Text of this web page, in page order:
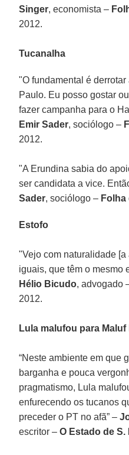
Singer, economista –
2012.
Tucanalha
"O fundamental é
Paulo. Eu posso gostar
fazer campanha para o
Emir Sader, sociólogo –
2012.
"A Erundina sabia do
ser candidata a vice.
Sader, sociólogo – Folha
Estofo
"Vejo com naturalidade
iguais, que têm o mesmo
Hélio Bicudo, advogado
2012.
Lula malufou para Maluf
“Neste ambiente em que
barganha e pouca
pragmatismo, Lula
enfurecendo os tucanos
preceder o PT no afã” –
escritor –O Estado de S.